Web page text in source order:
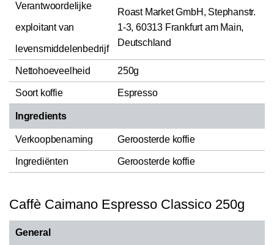
Verantwoordelijke
exploitant van
levensmiddelenbedrijf
Roast Market GmbH, Stephanstr.
1-3, 60313 Frankfurt am Main,
Deutschland
Nettohoeveelheid 250g
Soort koffie Espresso
Ingredients
Verkoopbenaming Geroosterde koffie
Ingrediënten Geroosterde koffie
Caffè Caimano Espresso Classico 250g
General